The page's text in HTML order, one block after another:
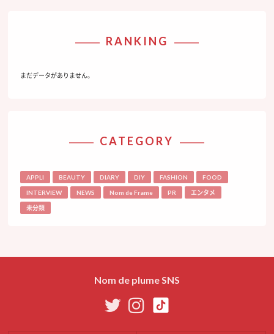
RANKING
まだデータがありません。
CATEGORY
APPLI BEAUTY DIARY DIY FASHION FOOD
INTERVIEW NEWS Nom de Frame PR エンタメ
未分類
Nom de plume SNS